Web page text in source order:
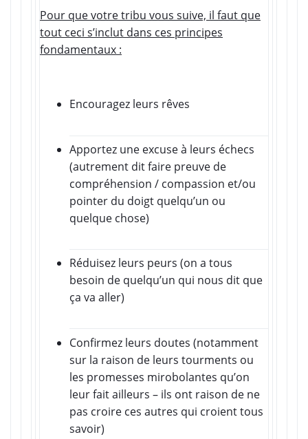
Pour que votre tribu vous suive, il faut que
tout ceci s’inclut dans ces principes
fondamentaux :
Encouragez leurs rêves
Apportez une excuse à leurs échecs
(autrement dit faire preuve de
compréhension / compassion et/ou
pointer du doigt quelqu’un ou
quelque chose)
Réduisez leurs peurs (on a tous
besoin de quelqu’un qui nous dit que
ça va aller)
Confirmez leurs doutes (notamment
sur la raison de leurs tourments ou
les promesses mirobolantes qu’on
leur fait ailleurs – ils ont raison de ne
pas croire ces autres qui croient tous
savoir)